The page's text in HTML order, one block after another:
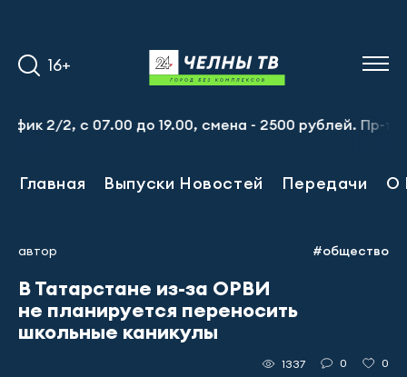
16+
2/2, с 07.00 до 19.00, смена - 2500 рублей. Пр-т
Главная Выпуски Новостей Передачи О
автор #общество
В Татарстане из-за ОРВИ
не планируется переносить
школьные каникулы
1337 0 0